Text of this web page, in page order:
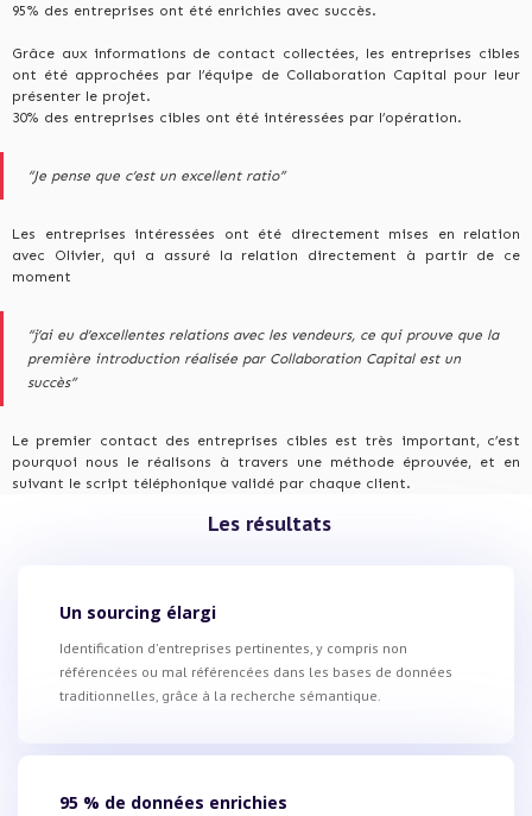
95% des entreprises ont été enrichies avec succès.
Grâce aux informations de contact collectées, les entreprises cibles
ont été approchées par l’équipe de Collaboration Capital pour leur
présenter le projet.
30% des entreprises cibles ont été intéressées par l’opération.
“Je pense que c’est un excellent ratio”
Les entreprises intéressées ont été directement mises en relation
avec Olivier, qui a assuré la relation directement à partir de ce
moment
“j’ai eu d’excellentes relations avec les vendeurs, ce qui prouve que la
première introduction réalisée par Collaboration Capital est un
succès”
Le premier contact des entreprises cibles est très important, c’est
pourquoi nous le réalisons à travers une méthode éprouvée, et en
suivant le script téléphonique validé par chaque client.
Les résultats
Un sourcing élargi
Identification d'entreprises pertinentes, y compris non
référencées ou mal référencées dans les bases de données
traditionnelles, grâce à la recherche sémantique.
95 % de données enrichies